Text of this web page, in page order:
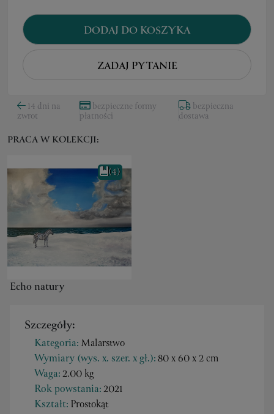
DODAJ DO KOSZYKA
ZADAJ PYTANIE
14 dni na
zwrot
bezpieczne formy
płatności
bezpieczna
dostawa
PRACA W KOLEKCJI:
Echo natury
(4)
Szczegóły:
Kategoria: Malarstwo
Wymiary (wys. x. szer. x gł.):80 x 60 x 2 cm
Waga:2.00 kg
Rok powstania:2021
Kształt: Prostokąt